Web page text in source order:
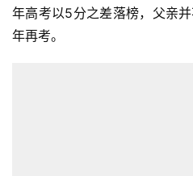
年高考以5分之差落榜，父亲
年再考。